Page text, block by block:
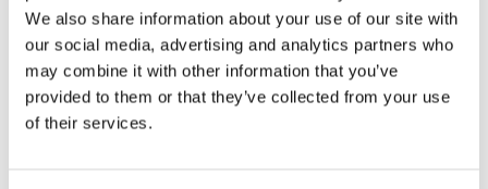
We also share information about your use of our site with
our social media, advertising and analytics partners who
may combine it with other information that you’ve
provided to them or that they’ve collected from your use
of their services.
Lägg till i varukorg
Rotor, komplett med slagor
35 730kr (ex. moms)
Grön truckknapp
530kr (ex. moms)